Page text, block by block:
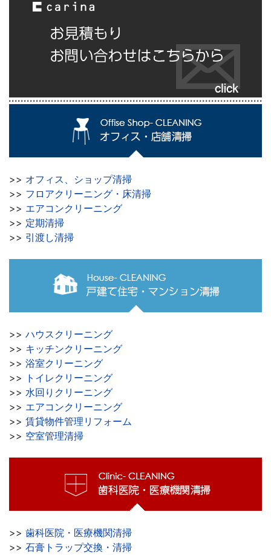
>> オフィス、ショップ清掃
>> フロアクリーニング・床清掃
>> エアコンクリーニング
>> 定期清掃
>> 引渡し清掃
>> ハウスクリーニング
>> キッチンクリーニング
>> 浴室クリーニング
>> トイレクリーニング
>> 水回りクリーニング
>> エアコンクリーニング
>> 賃貸物件管理リフォーム
>> 空室管理清掃
>> 歯科医院・医療機関清掃
>> 石膏トラップ交換・清掃